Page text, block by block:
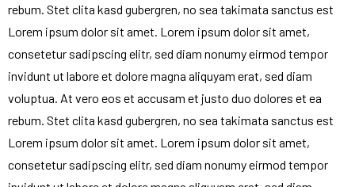
rebum. Stet clita kasd gubergren, no sea takimata sanctus est
Lorem ipsum dolor sit amet. Lorem ipsum dolor sit amet,
consetetur sadipscing elitr, sed diam nonumy eirmod tempor
invidunt ut labore et dolore magna aliquyam erat, sed diam
voluptua. At vero eos et accusam et justo duo dolores et ea
rebum. Stet clita kasd gubergren, no sea takimata sanctus est
Lorem ipsum dolor sit amet. Lorem ipsum dolor sit amet,
consetetur sadipscing elitr, sed diam nonumy eirmod tempor